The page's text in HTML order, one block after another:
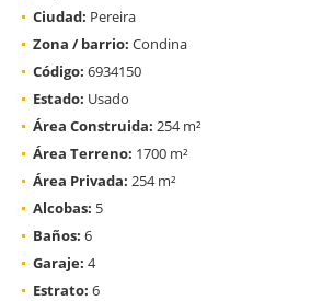
Ciudad: Pereira
Zona / barrio: Condina
Código: 6934150
Estado: Usado
Área Construida: 254 m²
Área Terreno: 1700 m²
Área Privada: 254 m²
Alcobas: 5
Baños: 6
Garaje: 4
Estrato: 6